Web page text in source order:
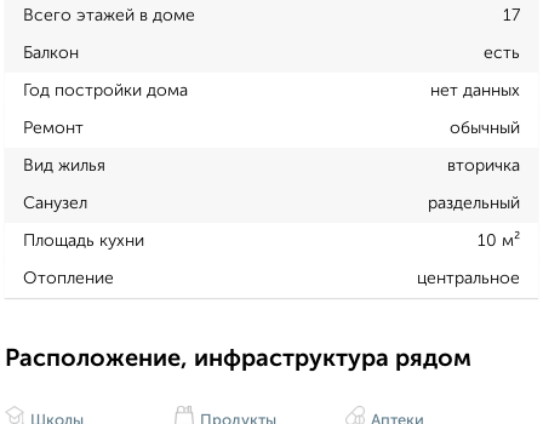
Всего этажей в доме 17
Балкон есть
Год постройки дома нет данных
Ремонт обычный
Вид жилья вторичка
Санузел раздельный
Площадь кухни 10 м²
Отопление центральное
Расположение, инфраструктура рядом